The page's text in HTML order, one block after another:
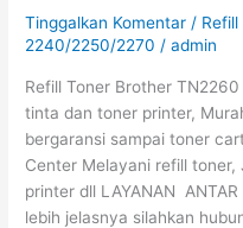
Tinggalkan Komentar /
2240/2250/2270 /admin
Refill Toner Brother
tinta dan toner printer,
bergaransi sampai toner
Center Melayani refill
printer dll LAYANAN
lebih jelasnya silahkan
TN2260
HL-